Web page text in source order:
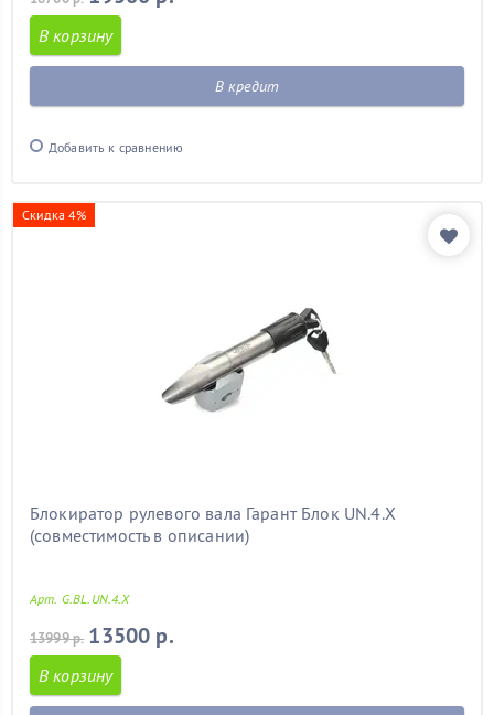
В корзину
В кредит
Добавить к сравнению
Скидка 4%
Блокиратор рулевого вала Гарант Блок UN.4.X
(совместимость в описании)
Арт. G.BL.UN.4.X
13999 р. 13500 р.
В корзину